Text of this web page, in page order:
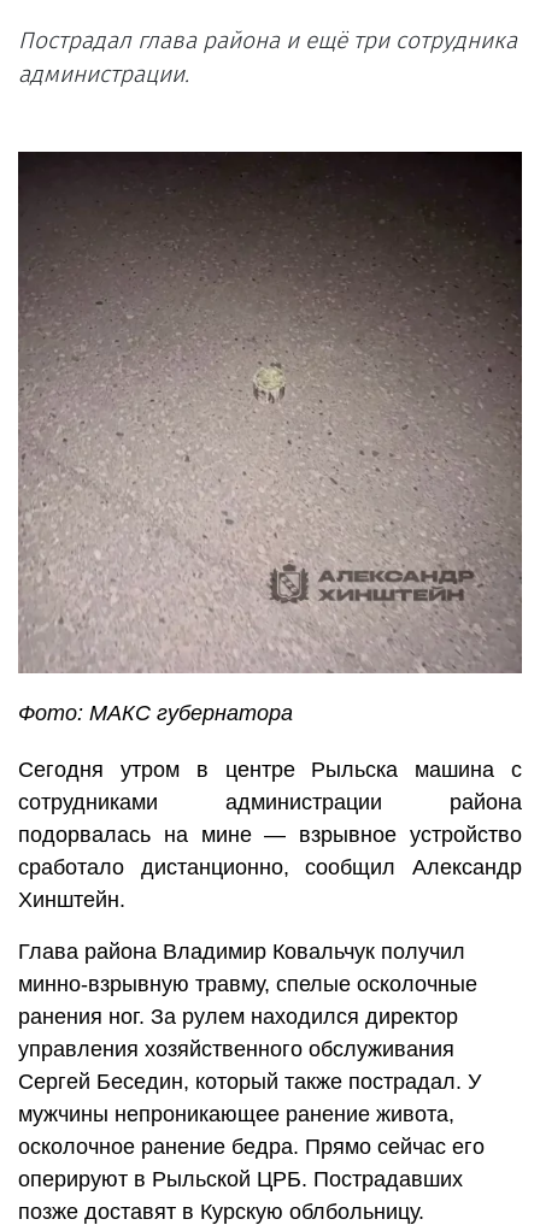
Пострадал глава района и ещё три сотрудника
администрации.
Фото: МАКС губернатора
Сегодня утром в центре Рыльска машина с
сотрудниками администрации района
подорвалась на мине — взрывное устройство
сработало дистанционно, сообщил Александр
Хинштейн.
Глава района Владимир Ковальчук получил
минно-взрывную травму, спелые осколочные
ранения ног. За рулем находился директор
управления хозяйственного обслуживания
Сергей Беседин, который также пострадал. У
мужчины непроникающее ранение живота,
осколочное ранение бедра. Прямо сейчас его
оперируют в Рыльской ЦРБ. Пострадавших
позже доставят в Курскую облбольницу.